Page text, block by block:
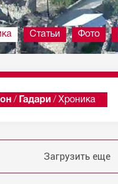
Статьи Фото
/ Гадари / Хроника
Загрузить еще